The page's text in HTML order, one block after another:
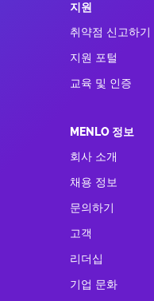
지원
취약점 신고하기
지원 포털
교육 및 인증
MENLO 정보
회사 소개
채용 정보
문의하기
고객
리더십
기업 문화